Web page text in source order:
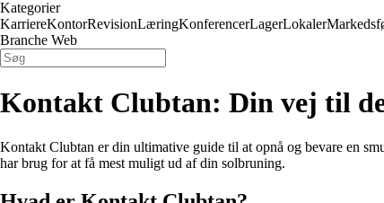
Kategorier
KarriereKontorRevisionLæringKonferencerLagerLokaler
Branche Web
Kontakt Clubtan: Din vej til
Kontakt Clubtan er din ultimative guide til at opnå og bevare en
har brug for at få mest muligt ud af din solbruning.